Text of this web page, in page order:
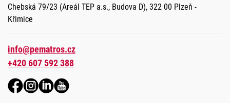
Chebská 79/23 (Areál TEP a.s., Budova D), 322 00 Plzeň -
Křimice
info@pematros.cz
+420 607 592 388